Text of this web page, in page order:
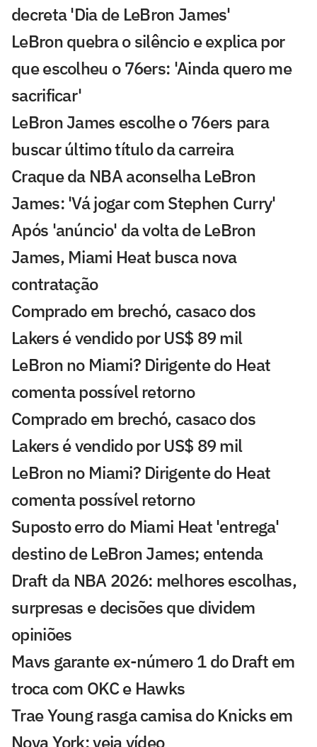
decreta 'Dia de LeBron James'
LeBron quebra o silêncio e explica por
que escolheu o 76ers: 'Ainda quero me
sacrificar'
LeBron James escolhe o 76ers para
buscar último título da carreira
Craque da NBA aconselha LeBron
James: 'Vá jogar com Stephen Curry'
Após 'anúncio' da volta de LeBron
James, Miami Heat busca nova
contratação
Comprado em brechó, casaco dos
Lakers é vendido por US$ 89 mil
LeBron no Miami? Dirigente do Heat
comenta possível retorno
Comprado em brechó, casaco dos
Lakers é vendido por US$ 89 mil
LeBron no Miami? Dirigente do Heat
comenta possível retorno
Suposto erro do Miami Heat 'entrega'
destino de LeBron James; entenda
Draft da NBA 2026: melhores escolhas,
surpresas e decisões que dividem
opiniões
Mavs garante ex-número 1 do Draft em
troca com OKC e Hawks
Trae Young rasga camisa do Knicks em
Nova York; veja vídeo